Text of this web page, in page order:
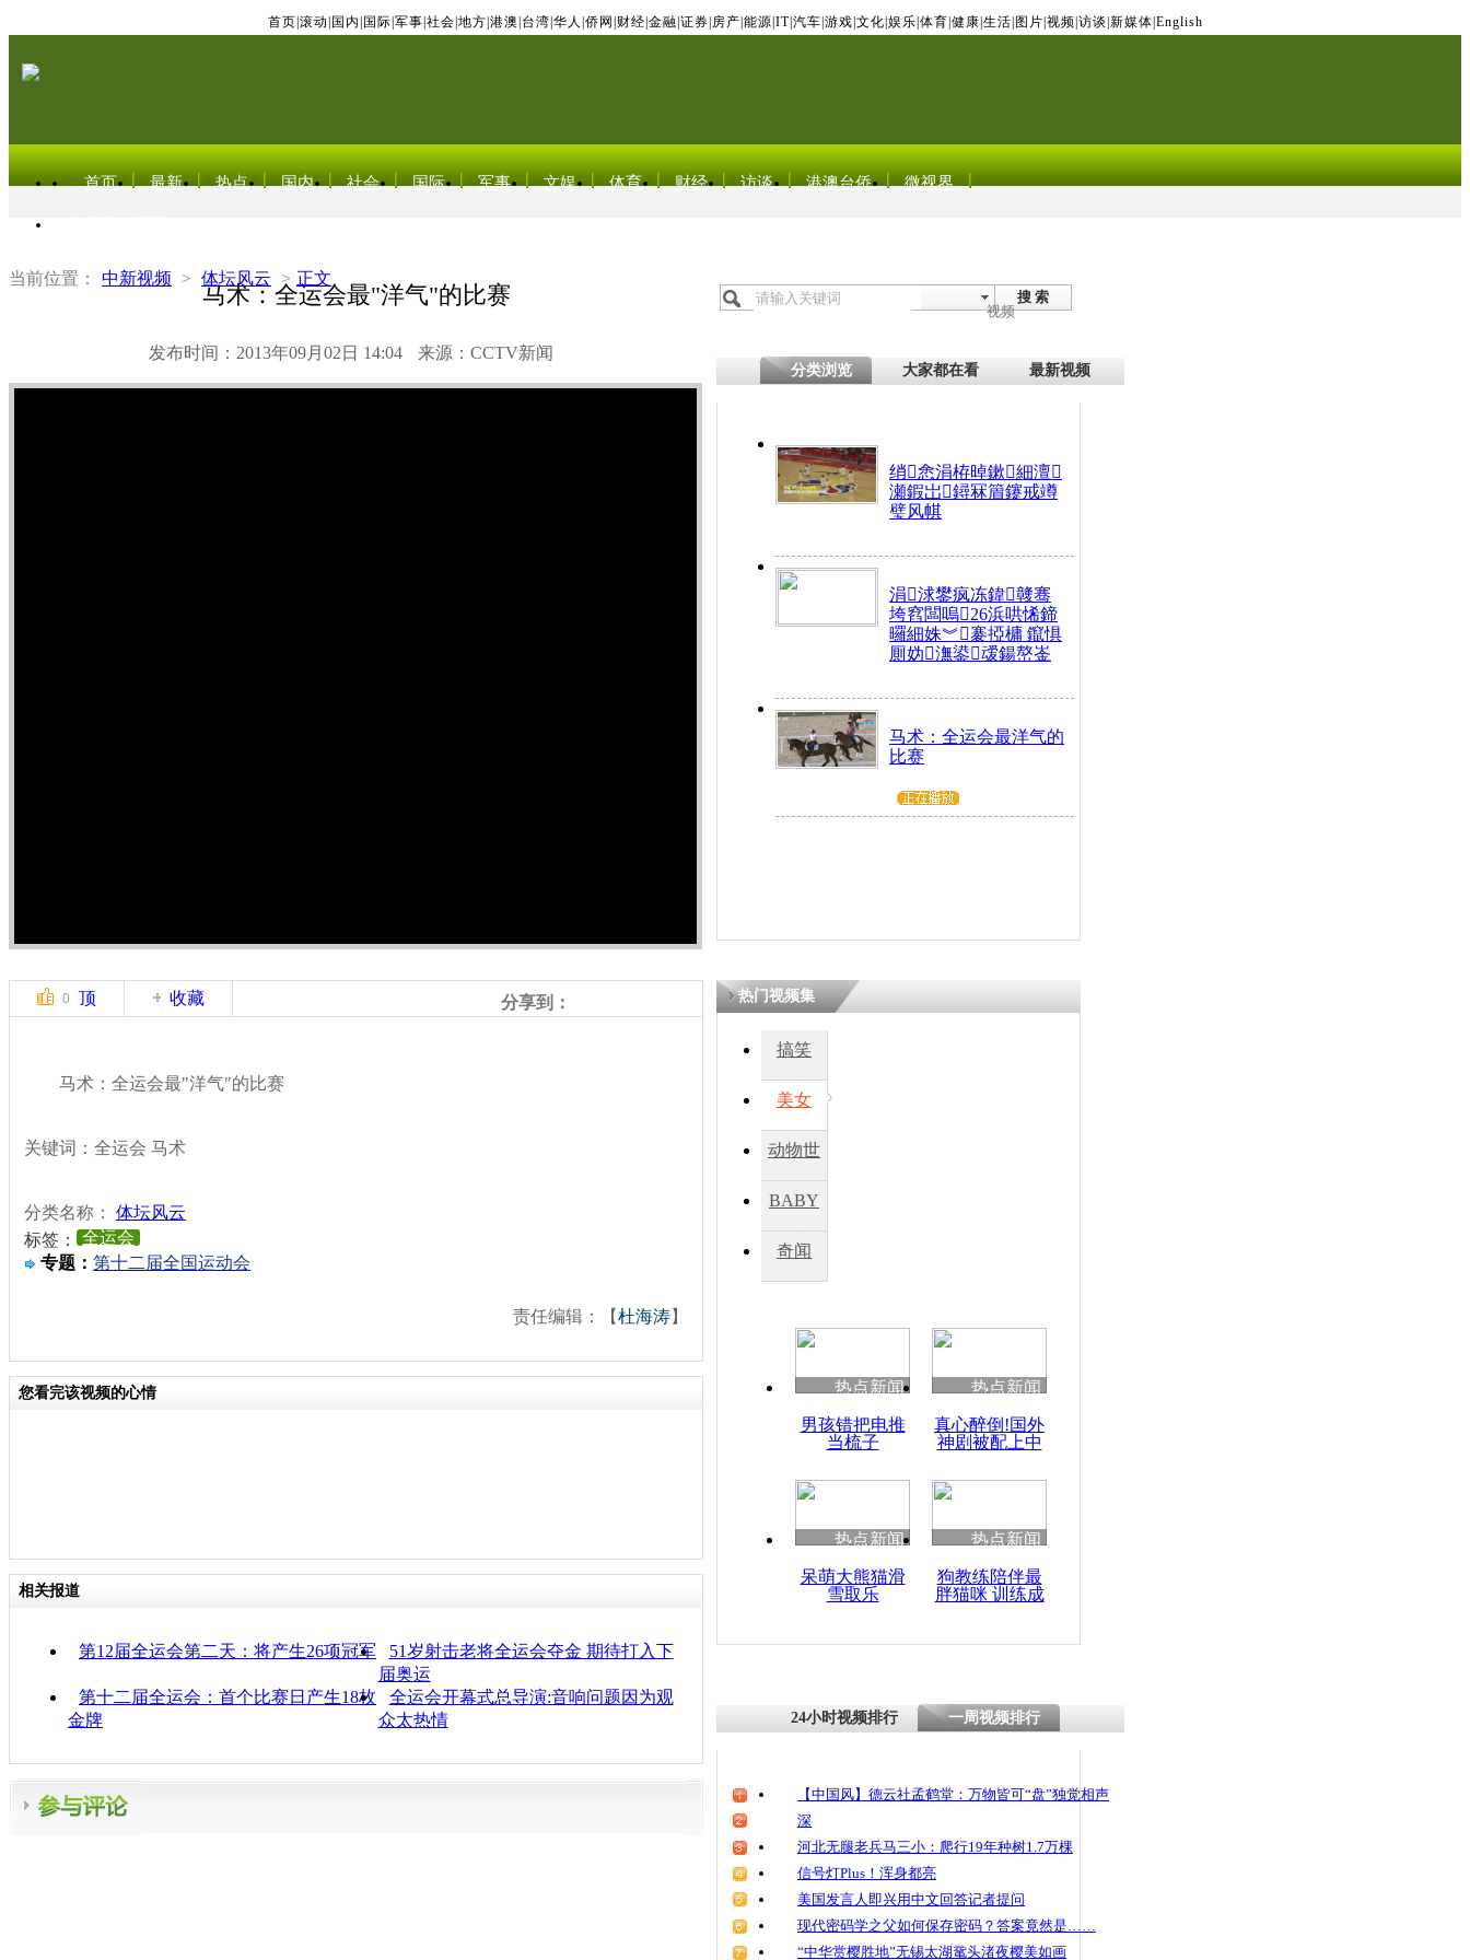
首页 滚动 国内 国际 军事 社会 地方 港澳 台湾 华人 侨网 财经 金融 证券 房产 能源 IT| 汽车 游戏 文化 娱乐 体育 健康 生活 图片 视频 访谈 新媒体 English
首页 最新 热点 国内 社会 国际 军事 文娱 体育 财经 访谈 港澳台侨 微视界
当前位置： 中新视频 > 体坛风云 > 正文
马术：全运会最"洋气"的比赛
发布时间：2013年09月02日 14:04 来源：CCTV新闻
搜 索
视频
分类浏览 大家都在看 最新视频
绡悆涓栫晫鏉細澶
瀬鍜岀鐞冧篃鑳戒竴
璧风帺
涓浗鐢疯冻鍏竷骞
垮窞闆嗚26浜哄悕鍗
曪細姝︾褰掗槦 鑹惧
厠妫潕鍙叆鍚嶅崟
马术：全运会最洋气的
比赛
0 顶 收藏 分享到：
马术：全运会最"洋气"的比赛
关键词：全运会 马术
分类名称： 体坛风云
标签：
全运会
专题： 第十二届全国运动会
责任编辑：【杜海涛】
您看完该视频的心情
相关报道
第12届全运会第二天：将产生26项冠军
51岁射击老将全运会夺金 期待打入下
届奥运
第十二届全运会：首个比赛日产生18枚
金牌
全运会开幕式总导演:音响问题因为观
众太热情
热门视频集
搞笑
美女
动物世
BABY
秀
奇闻
热点新闻
男孩错把电推
当梳子
热点新闻
真心醉倒!国外
神剧被配上中
热点新闻
呆萌大熊猫滑
雪取乐
热点新闻
狗教练陪伴最
胖猫咪 训练成
24小时视频排行 一周视频排行
【中国风】德云社孟鹤堂：万物皆可“盘”独觉相声
深
河北无腿老兵马三小：爬行19年种树1.7万棵
信号灯Plus！浑身都亮
美国发言人即兴用中文回答记者提问
现代密码学之父如何保存密码？答案竟然是……
“中华赏樱胜地”无锡太湖鼋头渚夜樱美如画